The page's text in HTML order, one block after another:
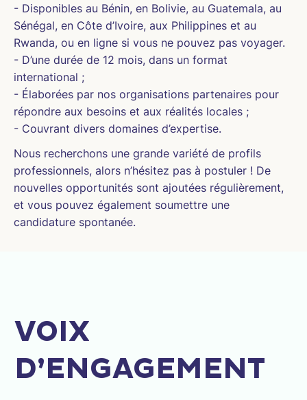
- Disponibles au Bénin, en Bolivie, au Guatemala, au
Sénégal, en Côte d’Ivoire, aux Philippines et au
Rwanda, ou en ligne si vous ne pouvez pas voyager.
- D’une durée de 12 mois, dans un format
international ;
- Élaborées par nos organisations partenaires pour
répondre aux besoins et aux réalités locales ;
- Couvrant divers domaines d’expertise.
Nous recherchons une grande variété de profils
professionnels, alors n’hésitez pas à postuler ! De
nouvelles opportunités sont ajoutées régulièrement,
et vous pouvez également soumettre une
candidature spontanée.
VOIX
D’ENGAGEMENT